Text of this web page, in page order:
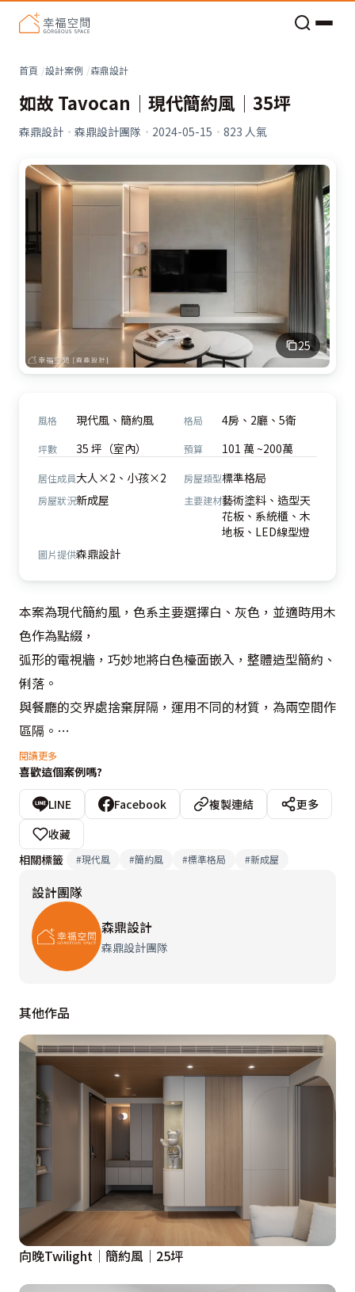
首頁 設計案例 森鼎設計
如故 Tavocan│現代簡約風│35坪
森鼎設計 · 森鼎設計團隊 · 2024-05-15 · 823 人氣
25
風格 現代風、簡約風 格局 4房、2廳、5衛
坪數 35 坪（室內） 預算 101 萬 ~200萬
居住成員大人×2、小孩×2 房屋類型標準格局
房屋狀況新成屋 主要建材藝術塗料、造型天
花板、系統櫃、木
地板、LED線型燈
圖片提供森鼎設計
本案為現代簡約風，色系主要選擇白、灰色，並適時用木
色作為點綴，
弧形的電視牆，巧妙地將白色檯面嵌入，整體造型簡約、
俐落。
與餐廳的交界處捨棄屏隔，運用不同的材質，為兩空間作
區隔。
臥室電視牆一側的展示櫃，以玻璃作為底板，讓人產生穿
透的錯覺，
通過另一側的滑門，為更衣區兼休憩區，以木色為主，搭
配落地窗採光，讓空間富有溫度。
閱讀更多
喜歡這個案例嗎?
LINE Facebook 複製連結
更多
收藏
相關標籤
#現代風 #簡約風 #標準格局 #新成屋
設計團隊
森鼎設計
森鼎設計團隊
其他作品
向晚Twilight│簡約風│25坪